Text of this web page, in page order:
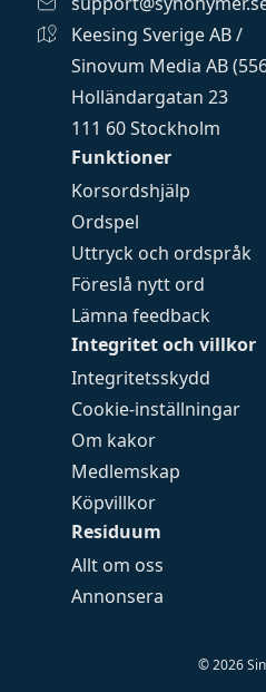
Funktioner
Korsordshjälp
Ordspel
Uttryck och ordspråk
Föreslå nytt ord
Lämna feedback
Integritet och villkor
Integritetsskydd
Cookie-inställningar
Om kakor
Medlemskap
Köpvillkor
Residuum
Allt om oss
Annonsera
Keesing Sverige AB /
Sinovum Media AB
Holländargatan 23
111 60 Stockholm
©2026